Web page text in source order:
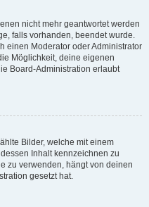
nicht mehr geantwortet werden
falls vorhanden, beendet wurde.
einen Moderator oder Administrator
Möglichkeit, deine eigenen
Board-Administration erlaubt
Bilder, welche mit einem
Inhalt kennzeichnen zu
zu verwenden, hängt von deinen
gesetzt hat.